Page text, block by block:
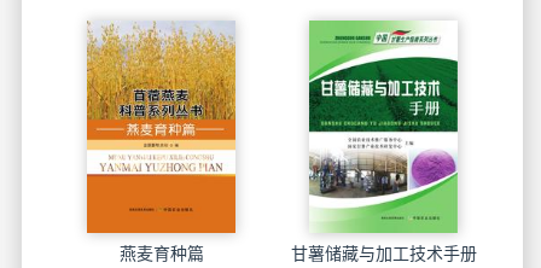
燕麦育种篇 甘薯储藏与加工技术手册 广东省水